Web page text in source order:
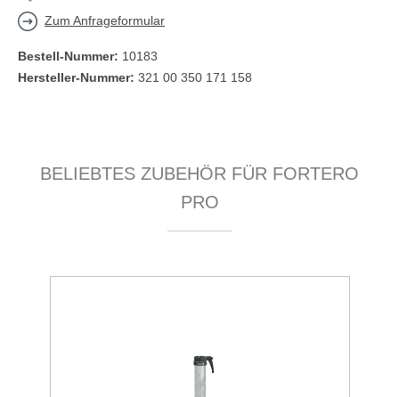
Zum Anfrageformular
Bestell-Nummer: 10183
Hersteller-Nummer: 321 00 350 171 158
BELIEBTES ZUBEHÖR FÜR FORTERO
PRO